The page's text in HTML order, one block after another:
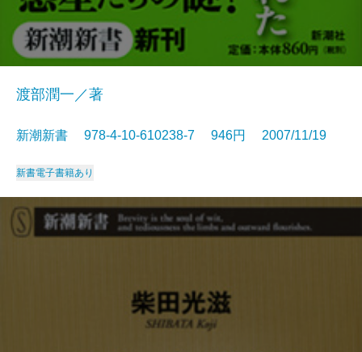
渡部潤一／著
新潮新書 978-4-10-610238-7 946円 2007/11/19
新書電子書籍あり